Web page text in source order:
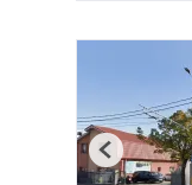
Previous